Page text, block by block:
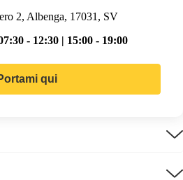
2, Albenga, 17031, SV
- 12:30 | 15:00 - 19:00
qui